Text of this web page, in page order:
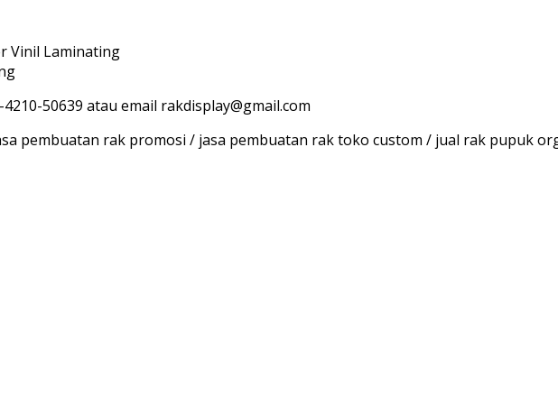
Vinil Laminating
50639 atau email rakdisplay@gmail.com
pembuatan rak promosi / jasa pembuatan rak toko custom / jual rak pupuk